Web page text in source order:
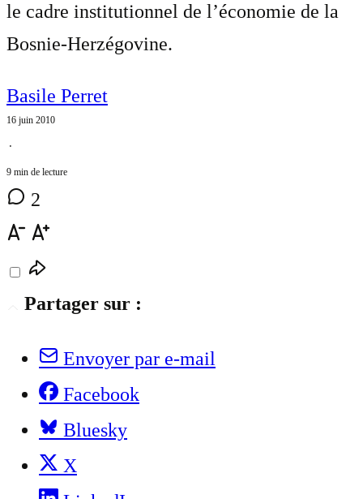
le cadre institutionnel de l’économie de la
Bosnie-Herzégovine.
Basile Perret
16 juin 2010
⋅
9 min de lecture
2
Partager sur :
Envoyer par e-mail
Facebook
Bluesky
X